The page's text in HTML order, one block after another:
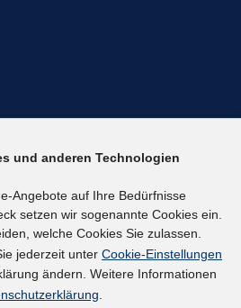
und anderen Technologien
Angebote auf Ihre Bedürfnisse
setzen wir sogenannte Cookies ein.
welche Cookies Sie zulassen.
jederzeit unter Cookie-Einstellungen
ändern. Weitere Informationen
.